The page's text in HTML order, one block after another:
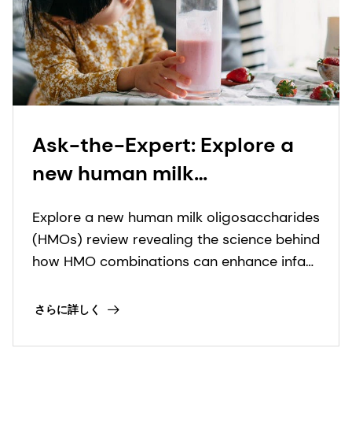
Ask-the-Expert: Explore a
new human milk
review revealing how HMO
combinations can support
Explore a new human milk oligosaccharides
(HMOs) review revealing the science behind
how HMO combinations can enhance infant
さらに詳しく